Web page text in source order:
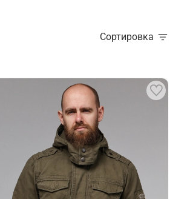
Сортировка